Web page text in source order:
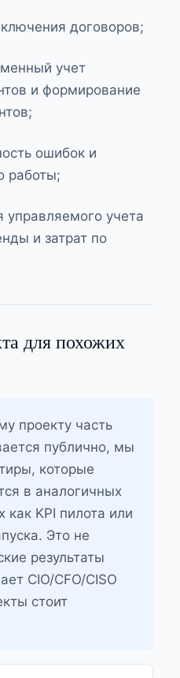
договоров;
учет
и формирование
ошибок и
работы;
управляемого учета
и затрат по
для похожих
проекту часть
публично, мы
которые
в аналогичных
как KPI пилота или
Это не
результаты
CIO/CFO/CISO
стоит